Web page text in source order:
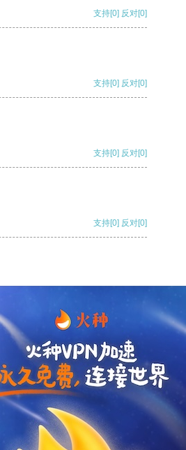
支持[0] 反对[0]
支持[0] 反对[0]
支持[0] 反对[0]
支持[0] 反对[0]
支持 [0] 反对 [0]
支持